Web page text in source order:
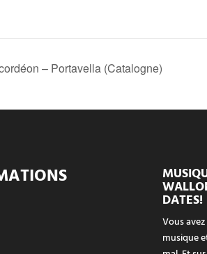
– Portavella (Catalogne)
DATES!
Vous
musique